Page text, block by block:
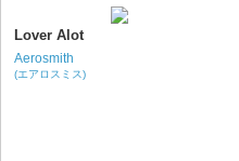
Lover Alot
Aerosmith
(エアロスミス)